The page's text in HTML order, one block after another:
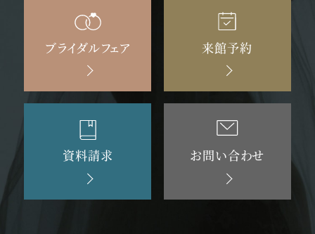
ブライダルフェア 来館予約
資料請求 お問い合わせ